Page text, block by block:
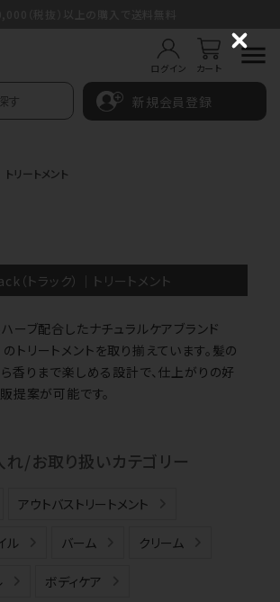
ログイン カート
新規会員登録
トリートメント
（トラック）｜トリートメント
ーブ配合したナチュラルケアブランド
のトリートメントを取り揃えています。髪の
香りまで楽しめる設計で、仕上がりの好
提案が可能です。
れ/お取り扱いカテゴリー
アウトバストリートメント
ル バーム クリーム
ボディケア
C
l